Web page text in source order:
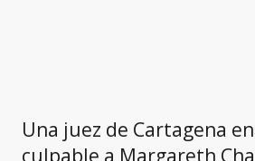
Una juez de Cartagena
culpable a Margareth